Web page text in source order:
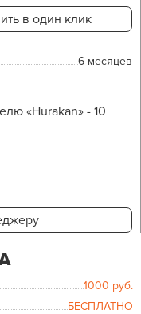
в один клик
6 месяцев
«Hurakan» - 10
1000 руб.
БЕСПЛАТНО